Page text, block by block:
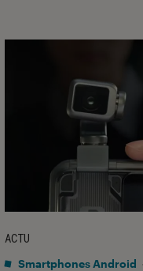
ACTU
Smartphones Android